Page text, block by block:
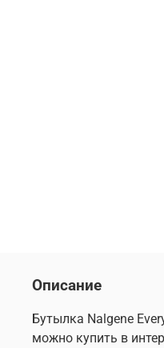
Описание
Бутылка Nalgene
можно купить в